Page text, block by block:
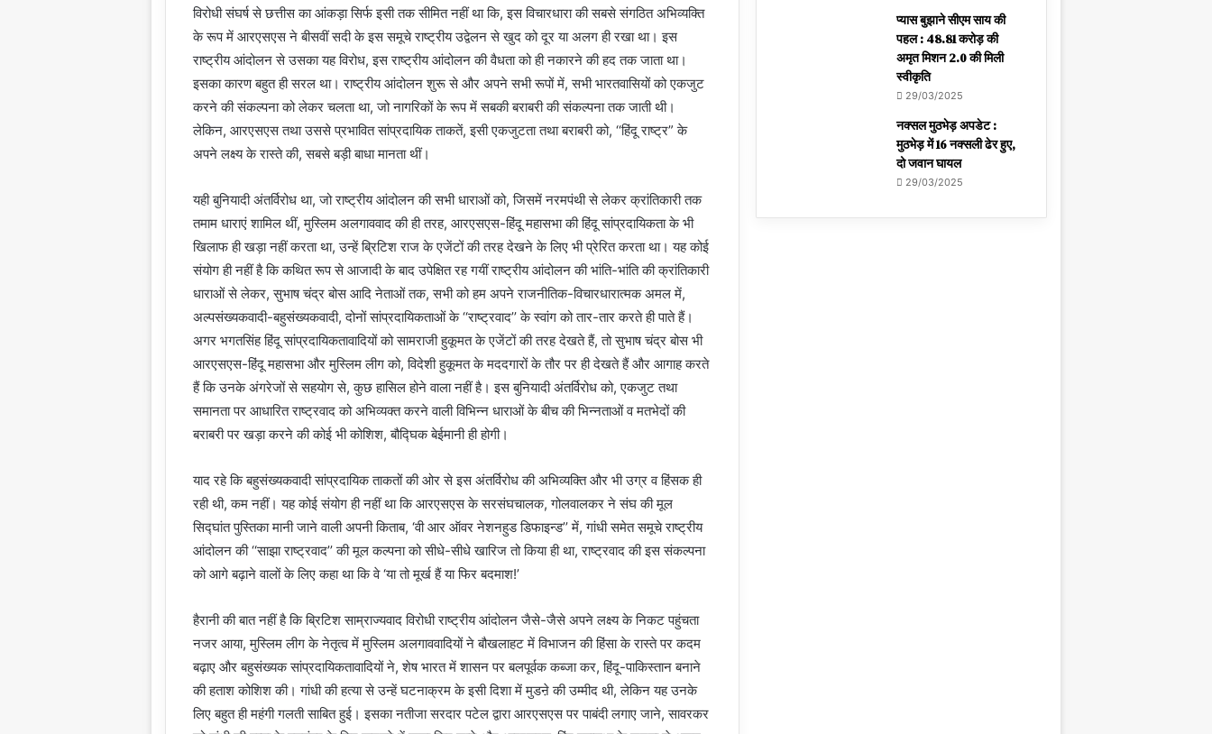
विरोधी संघर्ष से छत्तीस का आंकड़ा सिर्फ इसी तक सीमित नहीं था कि, इस विचारधारा की सबसे संगठित अभिव्यक्ति
के रूप में आरएसएस ने बीसवीं सदी के इस समूचे राष्ट्रीय उद्वेलन से खुद को दूर या अलग ही रखा था। इस
राष्ट्रीय आंदोलन से उसका यह विरोध, इस राष्ट्रीय आंदोलन की वैधता को ही नकारने की हद तक जाता था।
इसका कारण बहुत ही सरल था। राष्ट्रीय आंदोलन शुरू से और अपने सभी रूपों में, सभी भारतवासियों को एकजुट
करने की संकल्पना को लेकर चलता था, जो नागरिकों के रूप में सबकी बराबरी की संकल्पना तक जाती थी।
लेकिन, आरएसएस तथा उससे प्रभावित सांप्रदायिक ताकतें, इसी एकजुटता तथा बराबरी को, ‘‘हिंदू राष्ट्र” के
अपने लक्ष्य के रास्ते की, सबसे बड़ी बाधा मानता थीं।
यही बुनियादी अंतर्विरोध था, जो राष्ट्रीय आंदोलन की सभी धाराओं को, जिसमें नरमपंथी से लेकर क्रांतिकारी तक
तमाम धाराएं शामिल थीं, मुस्लिम अलगाववाद की ही तरह, आरएसएस-हिंदू महासभा की हिंदू सांप्रदायिकता के भी
खिलाफ ही खड़ा नहीं करता था, उन्हें ब्रिटिश राज के एजेंटों की तरह देखने के लिए भी प्रेरित करता था। यह कोई
संयोग ही नहीं है कि कथित रूप से आजादी के बाद उपेक्षित रह गयीं राष्ट्रीय आंदोलन की भांति-भांति की क्रांतिकारी
धाराओं से लेकर, सुभाष चंद्र बोस आदि नेताओं तक, सभी को हम अपने राजनीतिक-विचारधारात्मक अमल में,
अल्पसंख्यकवादी-बहुसंख्यकवादी, दोनों सांप्रदायिकताओं के ‘‘राष्ट्रवाद’’ के स्वांग को तार-तार करते ही पाते हैं।
अगर भगतसिंह हिंदू सांप्रदायिकतावादियों को सामराजी हुकूमत के एजेंटों की तरह देखते हैं, तो सुभाष चंद्र बोस भी
आरएसएस-हिंदू महासभा और मुस्लिम लीग को, विदेशी हुकूमत के मददगारों के तौर पर ही देखते हैं और आगाह करते
हैं कि उनके अंगरेजों से सहयोग से, कुछ हासिल होने वाला नहीं है। इस बुनियादी अंतर्विरोध को, एकजुट तथा
समानता पर आधारित राष्ट्रवाद को अभिव्यक्त करने वाली विभिन्न धाराओं के बीच की भिन्नताओं व मतभेदों की
बराबरी पर खड़ा करने की कोई भी कोशिश, बौद्घिक बेईमानी ही होगी।
याद रहे कि बहुसंख्यकवादी सांप्रदायिक ताकतों की ओर से इस अंतर्विरोध की अभिव्यक्ति और भी उग्र व हिंसक ही
रही थी, कम नहीं। यह कोई संयोग ही नहीं था कि आरएसएस के सरसंघचालक, गोलवालकर ने संघ की मूल
सिद्घांत पुस्तिका मानी जाने वाली अपनी किताब, ‘वी आर ऑवर नेशनहुड डिफाइन्ड’’ में, गांधी समेत समूचे राष्ट्रीय
आंदोलन की ‘‘साझा राष्ट्रवाद’’ की मूल कल्पना को सीधे-सीधे खारिज तो किया ही था, राष्ट्रवाद की इस संकल्पना
को आगे बढ़ाने वालों के लिए कहा था कि वे ‘या तो मूर्ख हैं या फिर बदमाश!’
हैरानी की बात नहीं है कि ब्रिटिश साम्राज्यवाद विरोधी राष्ट्रीय आंदोलन जैसे-जैसे अपने लक्ष्य के निकट पहुंचता
नजर आया, मुस्लिम लीग के नेतृत्व में मुस्लिम अलगाववादियों ने बौखलाहट में विभाजन की हिंसा के रास्ते पर कदम
बढ़ाए और बहुसंख्यक सांप्रदायिकतावादियों ने, शेष भारत में शासन पर बलपूर्वक कब्जा कर, हिंदू-पाकिस्तान बनाने
की हताश कोशिश की। गांधी की हत्या से उन्हें घटनाक्रम के इसी दिशा में मुडऩे की उम्मीद थी, लेकिन यह उनके
लिए बहुत ही महंगी गलती साबित हुई। इसका नतीजा सरदार पटेल द्वारा आरएसएस पर पाबंदी लगाए जाने, सावरकर
प्यास बुझाने सीएम साय की
पहल : 48.81 करोड़ की
अमृत मिशन 2.0 की मिली
स्वीकृति
29/03/2025
नक्सल मुठभेड़ अपडेट :
मुठभेड़ में 16 नक्सली ढेर हुए,
दो जवान घायल
29/03/2025